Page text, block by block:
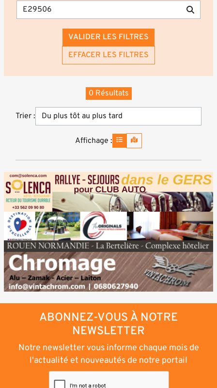
VALIDER LES FILTRES
EFFACER LES FILTRES
Trier :
0 Résultats
Affichage :
ABONNEZ-VOUS À NOTRE
NEWSLETTER
Notre newsletter vous informe chaque mois de
l'actualité et nouveautés de notre portail